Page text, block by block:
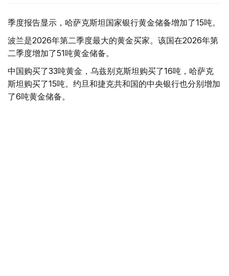
季度报告显示，哈萨克斯坦国家银行黄金储备增加了15吨。
波兰是2026年第二季度最大的黄金买家。该国在2026年第
二季度增加了51吨黄金储备。
中国购买了33吨黄金，乌兹别克斯坦购买了16吨，哈萨克
斯坦购买了15吨。约旦和捷克共和国的中央银行也分别增加
了6吨黄金储备。